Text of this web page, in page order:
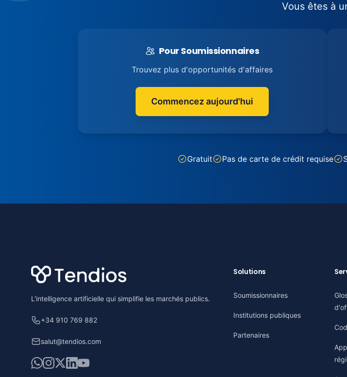
Vous êtes à
Pour Soumissionnaires
Trouvez plus d'opportunités d'affaires
Commencez aujourd'hui
Gratuit Pas de carte de crédit requise
L'intelligence artificielle qui simplifie les marchés publics.
+34 910 769 882
salut@tendios.com
WhatsApp
Instagram
X LinkedIn
YouTube
Solutions
Soumissionnaires
Institutions publiques
Partenaires